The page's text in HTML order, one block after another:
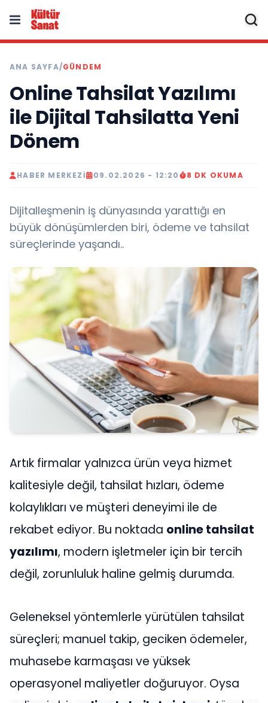
ANA SAYFA/GÜNDEM
Online Tahsilat Yazılımı
ile Dijital Tahsilatta Yeni
Dönem
HABER MERKEZI 09.02.2026 - 12:20 8 DK OKUMA
Dijitalleşmenin iş dünyasında yarattığı en
büyük dönüşümlerden biri, ödeme ve tahsilat
süreçlerinde yaşandı..
Artık firmalar yalnızca ürün veya hizmet
kalitesiyle değil, tahsilat hızları, ödeme
kolaylıkları ve müşteri deneyimi ile de
rekabet ediyor. Bu noktada online tahsilat
yazılımı, modern işletmeler için bir tercih
değil, zorunluluk haline gelmiş durumda.
Geleneksel yöntemlerle yürütülen tahsilat
süreçleri; manuel takip, geciken ödemeler,
muhasebe karmaşası ve yüksek
operasyonel maliyetler doğuruyor. Oysa